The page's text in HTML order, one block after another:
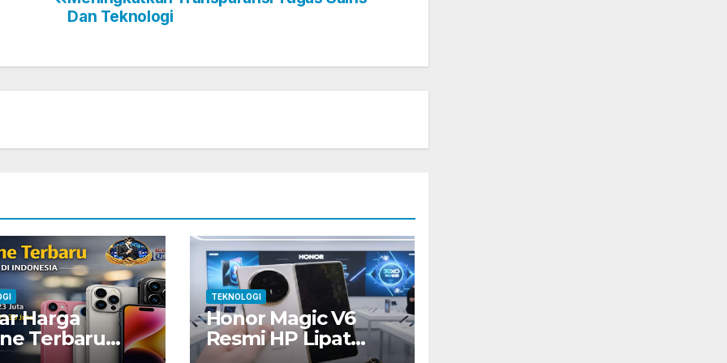
Dan Teknologi
Harga
Terbaru
TEKNOLOGI
Honor Magic V6
Resmi HP Lipat